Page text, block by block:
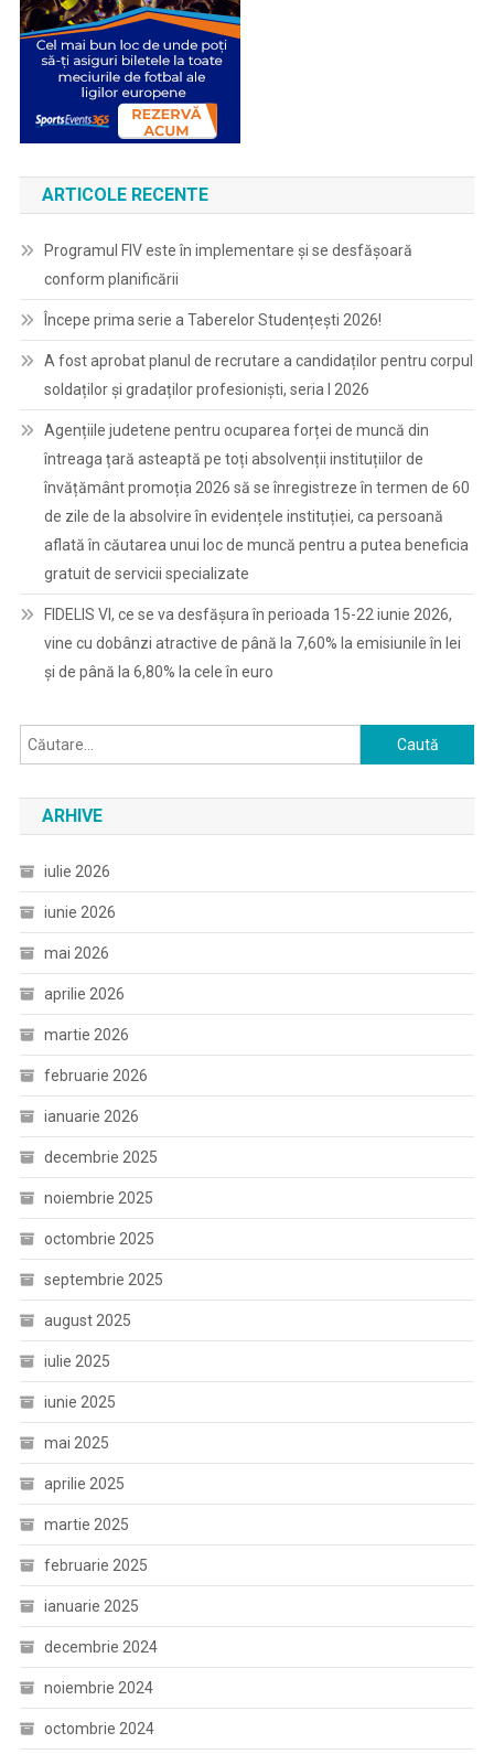
ARTICOLE RECENTE
Programul FIV este în implementare și se desfășoară
conform planificării
Începe prima serie a Taberelor Studențești 2026!
A fost aprobat planul de recrutare a candidaților pentru corpul
soldaților și gradaților profesioniști, seria I 2026
Agențiile judetene pentru ocuparea forței de muncă din
întreaga țară asteaptă pe toți absolvenții instituțiilor de
învățământ promoția 2026 să se înregistreze în termen de 60
de zile de la absolvire în evidențele instituției, ca persoană
aflată în căutarea unui loc de muncă pentru a putea beneficia
gratuit de servicii specializate
FIDELIS VI, ce se va desfășura în perioada 15-22 iunie 2026,
vine cu dobânzi atractive de până la 7,60% la emisiunile în lei
și de până la 6,80% la cele în euro
Caută
după:
ARHIVE
iulie 2026
iunie 2026
mai 2026
aprilie 2026
martie 2026
februarie 2026
ianuarie 2026
decembrie 2025
noiembrie 2025
octombrie 2025
septembrie 2025
august 2025
iulie 2025
iunie 2025
mai 2025
aprilie 2025
martie 2025
februarie 2025
ianuarie 2025
decembrie 2024
noiembrie 2024
octombrie 2024